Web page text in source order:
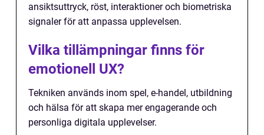
ansiktsuttryck, röst, interaktioner och biometriska
signaler för att anpassa upplevelsen.
Vilka tillämpningar finns för
emotionell UX?
Tekniken används inom spel, e-handel, utbildning
och hälsa för att skapa mer engagerande och
personliga digitala upplevelser.